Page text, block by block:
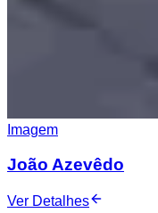
Imagem
João Azevêdo
Ver Detalhes